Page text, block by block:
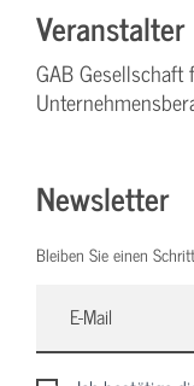
Veranstalter
GAB
Newsletter
Bleiben Sie einen